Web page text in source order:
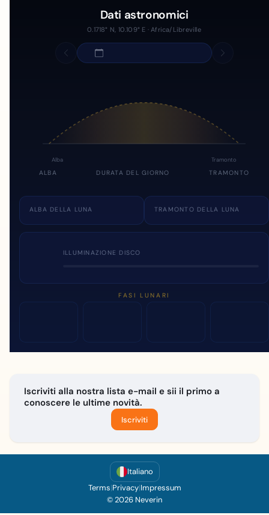
Dati astronomici
0.1718° N, 10.109° E · Africa/Libreville
Alba Tramonto
ALBA DURATA DEL GIORNO TRAMONTO
ALBA DELLA LUNA TRAMONTO DELLA LUNA
ILLUMINAZIONE DISCO
FASI LUNARI
Iscriviti alla nostra lista e-mail e sii il primo a
conoscere le ultime novità.
Iscriviti
Italiano
Terms|Privacy|Impressum
© 2026 Neverin